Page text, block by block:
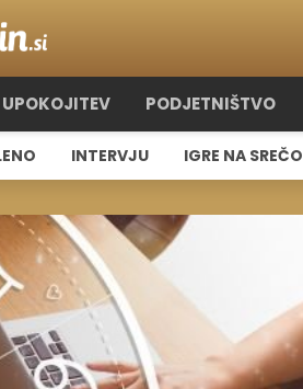
UPOKOJITEV PODJETNIŠTVO
INTERVJU IGRE NA SREČO